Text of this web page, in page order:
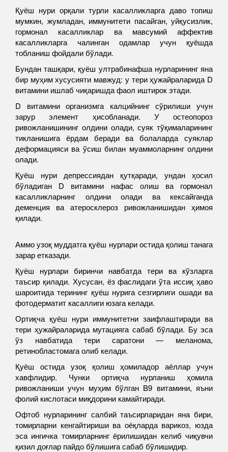
Қуёш нури орқали турли касалликларга даво топиш
мумкин, жумладан, иммунитети пасайган, уйқусизлик,
гормонал касалликлар ва мавсумий аффектив
касалликларга чалинган одамлар учун қуёшда
тобланиш фойдали бўлади.
Бундан ташқари, қуёш ултрабинафша нурларининг яна
бир муҳим хусусияти мавжуд: у тери ҳужайраларида D
витамини ишлаб чиқаришда фаол иштирок этади.
D витамини организмга калцийнинг сўрилиши учун
зарур элемент ҳисобланади. У остеопороз
ривожланишининг олдини олади, суяк тўқималарининг
тикланишига ёрдам беради ва болаларда суяклар
деформацияси ва ўсиш билан муаммоларнинг олдини
олади.
Қуёш нури депрессиядан қутқаради, ундан ҳосил
бўладиган D витамини нафас олиш ва гормонал
касалликларнинг олдини олади ва кексайганда
деменция ва атеросклероз ривожланишидан ҳимоя
қилади.
Аммо узоқ муддатга қуёш нурлари остида қолиш танага
зарар етказади.
Қуёш нурлари биринчи навбатда тери ва кўзларга
таъсир қилади. Хусусан, ёз фаслидаги ўта иссиқ ҳаво
шароитида терининг қуёш нурига сезгирлиги ошади ва
фотодерматит касаллиги юзага келади.
Ортиқча қуёш нури иммунитетни заифлаштиради ва
тери ҳужайраларида мутацияга сабаб бўлади. Бу эса
ўз навбатида тери саратони — меланома,
ретинобластомага олиб келади.
Қуёш остида узоқ қолиш ҳомиладор аёллар учун
хавфлидир. Чунки ортиқча нурланиш ҳомила
ривожланиши учун муҳим бўлган B9 витамини, яъни
фолий кислотаси миқдорини камайтиради.
Офтоб нурларининг салбий таъсирларидан яна бири,
томирларни кенгайтириши ва оёқларда варикоз, юзда
эса ингичка томирларнинг ёрилишидан келиб чиқувчи
қизил доғлар пайдо бўлишига сабаб бўлишидир.